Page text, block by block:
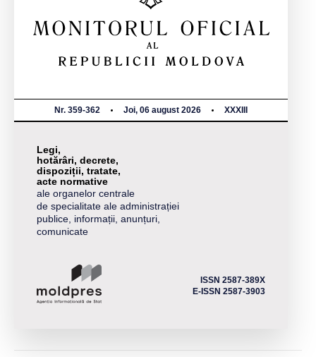
Nr. 359-362 Joi, 06 august 2026 XXXIII
Legi,
hotărâri, decrete,
dispoziții, tratate,
acte normative
ale organelor centrale
de specialitate ale administrației
publice, informații, anunțuri,
comunicate
ISSN 2587-389X
E-ISSN 2587-3903